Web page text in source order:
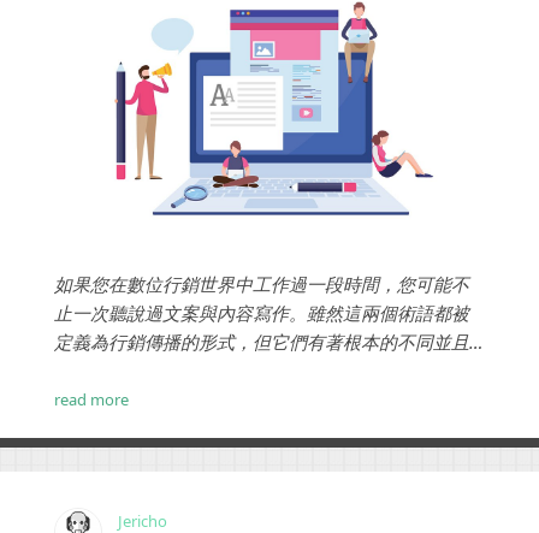
如果您在數位行銷世界中工作過一段時間，您可能不
止一次聽說過文案與內容寫作。雖然這兩個術語都被
定義為行銷傳播的形式，但它們有著根本的不同並且
您不能遺漏任何一種寫作形式。...
read more
Jericho